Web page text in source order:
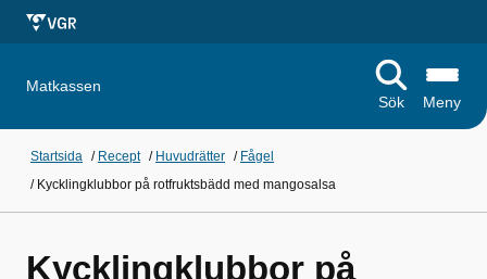
Matkassen
Sök
Meny
Startsida / Recept / Huvudrätter / Fågel
/ Kycklingklubbor på rotfruktsbädd med mangosalsa
Kycklingklubbor på